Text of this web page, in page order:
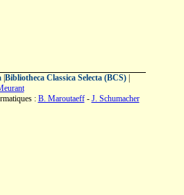
| Bibliotheca Classica Selecta (BCS)|
: B. Maroutaeff- J. Schumacher